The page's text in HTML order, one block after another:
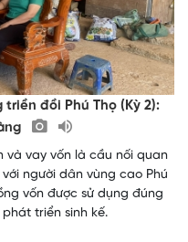
đồi Phú Thọ (Kỳ 2):
và vay vốn là cầu nối quan
người dân vùng cao Phú
vốn được sử dụng đúng
triển sinh kế.